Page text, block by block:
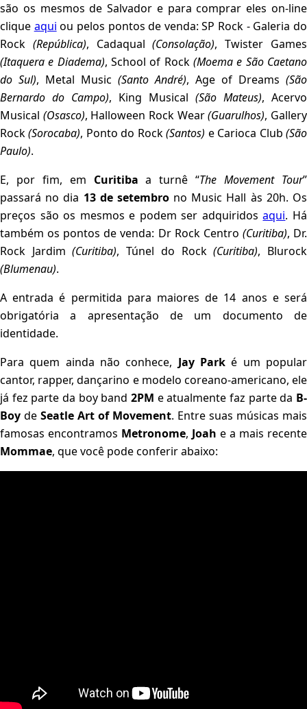
são os mesmos de Salvador e para comprar eles on-line
clique aqui ou pelos pontos de venda: SP Rock - Galeria do
Rock (República), Cadaqual(Consolação), Twister Games
(Itaquera e Diadema), School of Rock(Moema e São Caetano
do Sul), Metal Music (Santo André), Age of Dreams (São
Bernardo do Campo), King Musical (São Mateus), Acervo
Musical (Osasco), Halloween Rock Wear(Guarulhos), Gallery
Rock(Sorocaba), Ponto do Rock(Santos) e Carioca Club(São
Paulo).
E, por fim, em Curitiba a turnê “The Movement Tour”
passará no dia 13 de setembrono Music Hall às 20h. Os
preços são os mesmos e podem ser adquiridosaqui. Há
também os pontos de venda: Dr Rock Centro (Curitiba), Dr.
Rock Jardim(Curitiba), Túnel do Rock(Curitiba), Blurock
(Blumenau).
A entrada é permitida para maiores de 14 anos e será
obrigatória a apresentação de um documento de
identidade.
Para quem ainda não conhece, Jay Park é um popular
cantor, rapper, dançarino e modelo coreano-americano, ele
já fez parte da boy band 2PM e atualmente faz parte da B-
Boy de Seatle Art of Movement. Entre suas músicas mais
famosas encontramos Metronome, Joah e a mais recente
Mommae, que você pode conferir abaixo: